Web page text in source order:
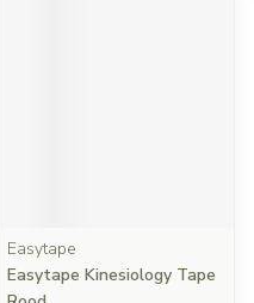
Easytape
Easytape Kinesiology Tape